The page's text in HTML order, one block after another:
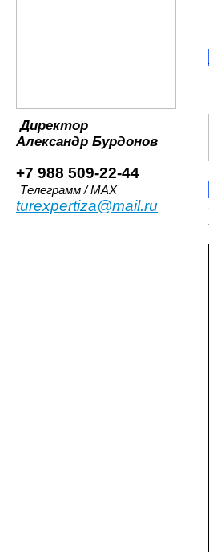
Директор
Александр Бурдонов
+7 988 509-22-44
Телеграмм / MAX
turexpertiza@mail.ru